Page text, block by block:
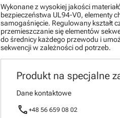
Wykonane z wysokiej jakości
bezpieczeństwa UL94-V0, elementy
samogaśnięcie. Regulowany kształt
przemieszczanie się elementów
do średnicy każdego przewodu i
sekwencji w zależności od potrzeb.
Produkt na specjalne
Dane kontaktowe
call+48 56 659 08 02